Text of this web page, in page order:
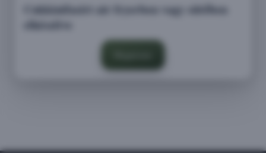
Cukkinifasírt air fryerben vagy sütőben
elkészítve